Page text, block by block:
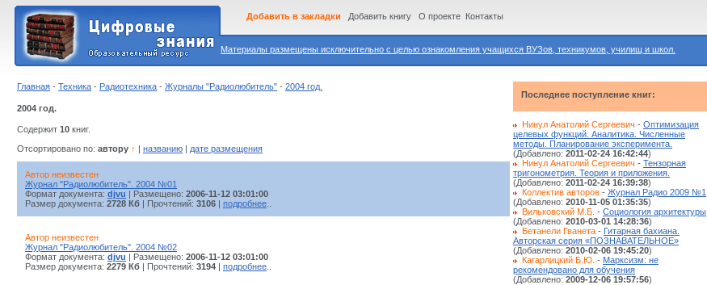
Материалы размещены исключительно с целью ознакомления учащихся ВУЗов, техникумов, училищ и школ.
Добавить в закладки Добавить книгу О проекте Контакты
Главная - Техника - Радиотехника - Журналы "Радиолюбитель" - 2004 год.
2004 год.
Содержит 10 книг.
Отсортировано по: автору ↑ названию дате размещения
Автор неизвестен
Журнал "Радиолюбитель". 2004 №01
Формат документа: djvu | Размещено: 2006-11-12 03:01:00
Размер документа: 2728 Кб | Прочтений: 3106 подробнее
Автор неизвестен
Журнал "Радиолюбитель". 2004 №02
Формат документа: djvu | Размещено: 2006-11-12 03:01:00
Размер документа: 2279 Кб | Прочтений: 3194 подробнее
Последнее поступление книг:
Нинул Анатолий Сергеевич - Оптимизация
целевых функций. Аналитика. Численные
методы. Планирование эксперимента.
(Добавлено: 2011-02-24 16:42:44)
Нинул Анатолий Сергеевич - Тензорная
тригонометрия. Теория и приложения.
(Добавлено: 2011-02-24 16:39:38)
Коллектив авторов - Журнал Радио 2009 №1
(Добавлено: 2010-11-05 01:35:35)
Вильковский М.Б. - Социология архитектуры
(Добавлено: 2010-03-01 14:28:36)
Бетанели Гванета - Гитарная бахиана.
Авторская серия «ПОЗНАВАТЕЛЬНОЕ»
(Добавлено: 2010-02-06 19:45:20)
Кагарлицкий Б.Ю. - Марксизм: не
рекомендовано для обучения
(Добавлено: 2009-12-06 19:57:56)